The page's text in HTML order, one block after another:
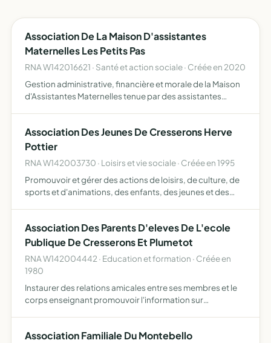
Association De La Maison D'assistantes
Maternelles Les Petits Pas
RNA W142016621 · Santé et action sociale · Créée en 2020
Gestion administrative, financière et morale de la Maison
d'Assistantes Maternelles tenue par des assistantes
Association Des Jeunes De Cresserons Herve
Pottier
RNA W142003730 · Loisirs et vie sociale · Créée en 1995
Promouvoir et gérer des actions de loisirs, de culture, de
sports et d'animations, des enfants, des jeunes et des
Association Des Parents D'eleves De L'ecole
Publique De Cresserons Et Plumetot
RNA W142004442 · Education et formation · Créée en
1980
Instaurer des relations amicales entre ses membres et le
corps enseignant promouvoir l'information sur
Association Familiale Du Montebello